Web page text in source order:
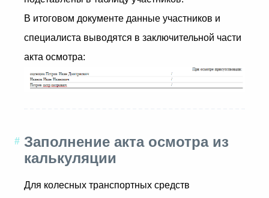
В итоговом документе данные участников и
специалиста выводятся в заключительной части
акта осмотра:
Заполнение акта осмотра из
калькуляции
Для колесных транспортных средств